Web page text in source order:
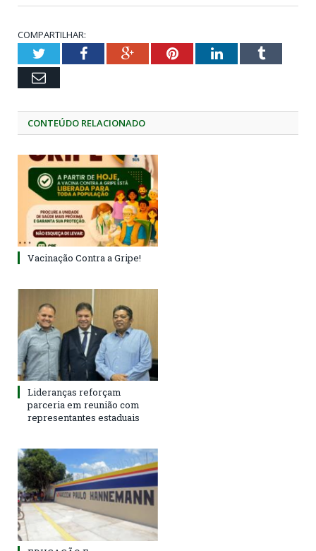
COMPARTILHAR:
TwitterFacebookGoogle+PinterestLinkedInTumblr
Email
CONTEÚDO RELACIONADO
Vacinação Contra a Gripe!
Lideranças reforçam
parceria em reunião com
representantes estaduais